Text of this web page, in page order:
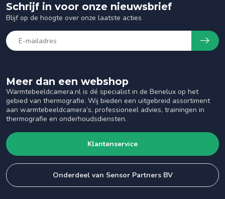
Meer dan een webshop
Warmtebeeldcamera.nl is dé specialist in de Benelux op het
gebied van thermografie. Wij bieden een uitgebreid assortiment
aan warmtebeeldcamera’s, professioneel advies, trainingen in
thermografie en onderhoudsdiensten.
Klantenservice
Onderdeel van Sensor Partners BV
Schrijf in voor onze nieuwsbrief
Blijf op de hoogte over onze laatste acties